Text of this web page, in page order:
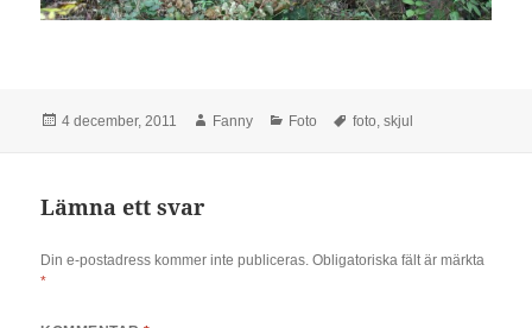
Postat
4 december, 2011 Författare
Fanny Kategorier
Foto Taggar
foto ,skjul
Lämna ett svar
Din e-postadress kommer inte publiceras. Obligatoriska fält är märkta
*